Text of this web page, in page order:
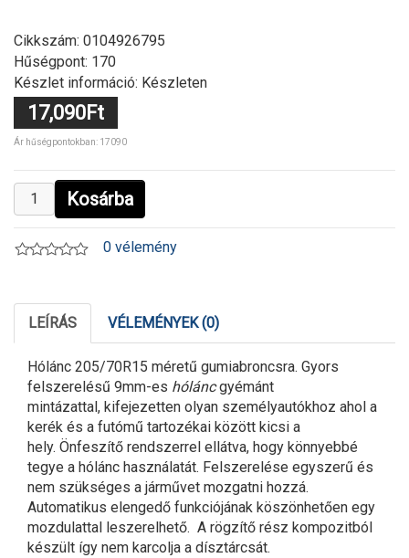
Cikkszám: 0104926795
Hűségpont: 170
Készlet információ: Készleten
17,090Ft
Ár hűségpontokban: 17090
Kosárba
0 vélemény
LEÍRÁS VÉLEMÉNYEK (0)
Hólánc 205/70R15 méretű gumiabroncsra. Gyors
felszerelésű 9mm-es hóláncgyémánt
mintázattal, kifejezetten olyan személyautókhoz ahol a
kerék és a futómű tartozékai között kicsi a
hely. Önfeszítő rendszerrel ellátva, hogy könnyebbé
tegye a hólánc használatát. Felszerelése egyszerű és
nem szükséges a járművet mozgatni hozzá.
Automatikus elengedő funkciójának köszönhetően egy
mozdulattal leszerelhető. A rögzítő rész kompozitból
készült így nem karcolja a dísztárcsát.